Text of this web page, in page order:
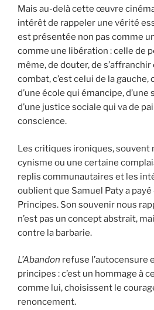
Mais au-delà cette œuvre
intérêt de rappeler une vérité
est présentée non pas comme
comme une libération : celle de
même, de douter, de s’affranchir
combat, c’est celui de la gauche,
d’une école qui émancipe,
d’une justice sociale qui va de
conscience.
Les critiques ironiques, souvent
cynisme ou une certaine
replis communautaires et les
oublient que Samuel Paty a payé
Principes. Son souvenir nous
n’est pas un concept abstrait,
contre la barbarie.
L’Abandon refuse l’autocensure
principes : c’est un hommage à
comme lui, choisissent le
renoncement.